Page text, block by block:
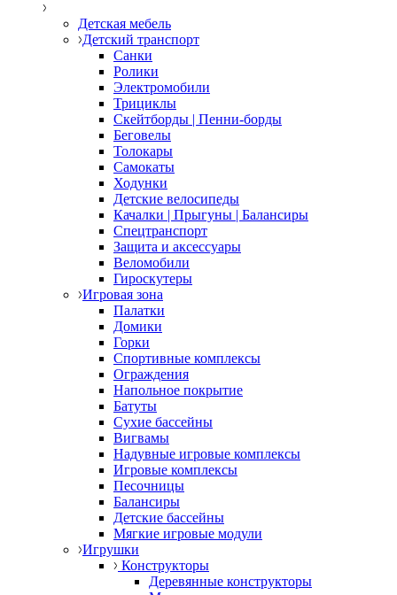
Детская мебель
Детский транспорт
Санки
Ролики
Электромобили
Трициклы
Скейтборды | Пенни-борды
Беговелы
Толокары
Самокаты
Ходунки
Детские велосипеды
Качалки | Прыгуны | Балансиры
Спецтранспорт
Защита и аксессуары
Веломобили
Гироскутеры
Игровая зона
Палатки
Домики
Горки
Спортивные комплексы
Ограждения
Напольное покрытие
Батуты
Сухие бассейны
Вигвамы
Надувные игровые комплексы
Игровые комплексы
Песочницы
Балансиры
Детские бассейны
Мягкие игровые модули
Игрушки
Конструкторы
Деревянные конструкторы